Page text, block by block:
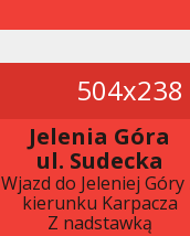
504x238
Jelenia Góra
ul. Sudecka
Wjazd do Jeleniej Góry
kierunku Karpacza
Z nadstawką